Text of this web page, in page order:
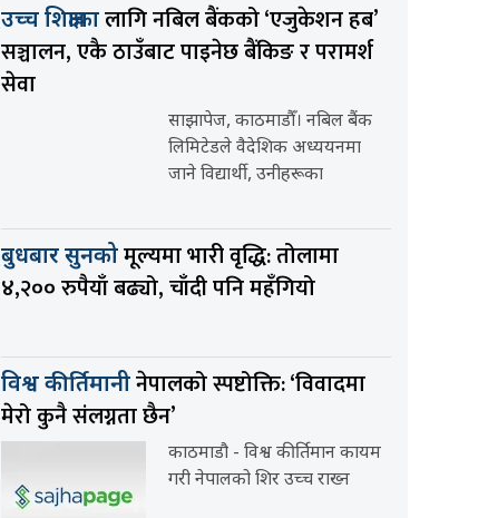
उच्च शिक्षाकालागि नबिल बैंकको ‘एजुकेशन हब’
सञ्चालन, एकै ठाउँबाट पाइनेछ बैंकिङ र परामर्श
सेवा
साझापेज, काठमाडौँ। नबिल बैंक
लिमिटेडले वैदेशिक अध्ययनमा
जाने विद्यार्थी, उनीहरूका
बुधबार सुनकोमूल्यमा भारी वृद्धि: तोलामा
४,२०० रुपैयाँ बढ्यो, चाँदी पनि महँगियो
विश्व कीर्तिमानीनेपालको स्पष्टोक्ति: ‘विवादमा
मेरो कुनै संलग्नता छैन’
काठमाडौ - विश्व कीर्तिमान कायम
गरी नेपालको शिर उच्च राख्न